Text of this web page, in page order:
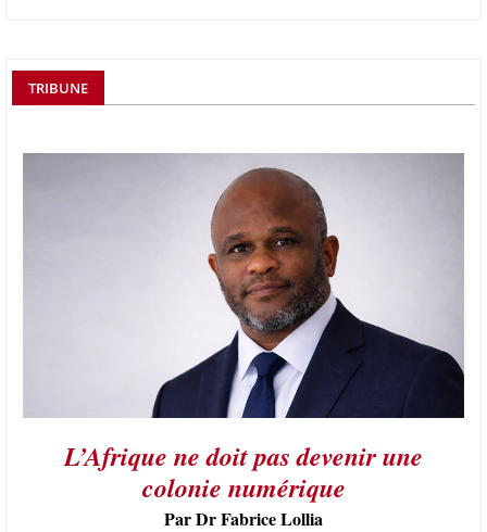
TRIBUNE
L’Afrique ne doit pas devenir une
colonie numérique
Par Dr Fabrice Lollia